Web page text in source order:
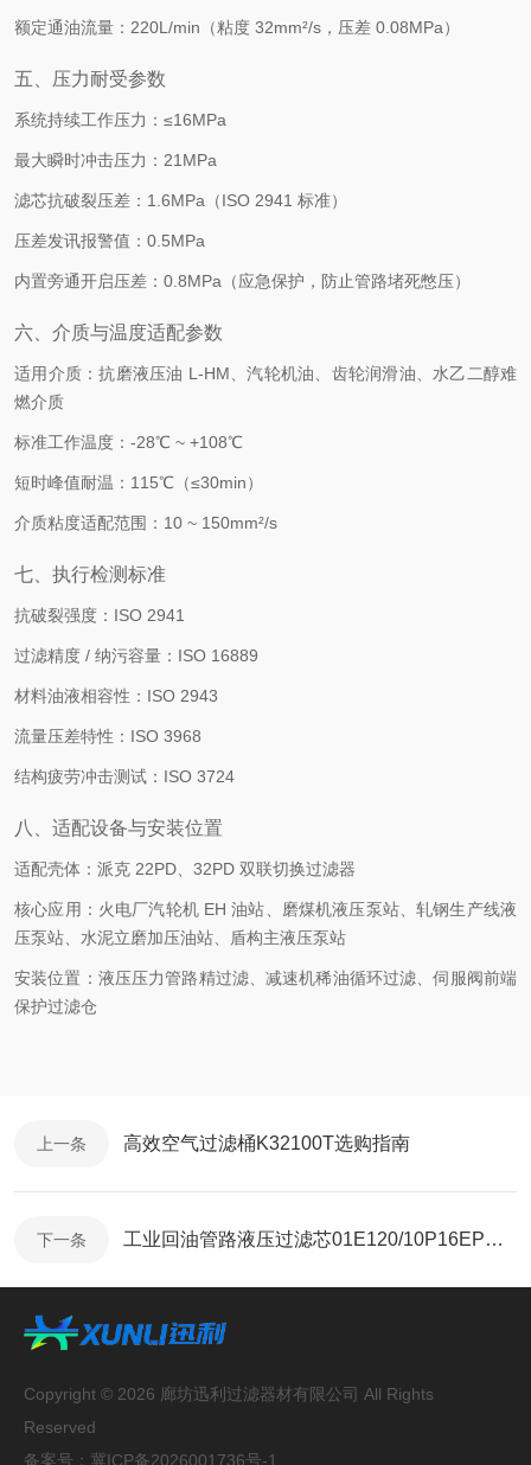
额定通油流量：220L/min（粘度 32mm²/s，压差 0.08MPa）
五、压力耐受参数
系统持续工作压力：≤16MPa
最大瞬时冲击压力：21MPa
滤芯抗破裂压差：1.6MPa（ISO 2941 标准）
压差发讯报警值：0.5MPa
内置旁通开启压差：0.8MPa（应急保护，防止管路堵死憋压）
六、介质与温度适配参数
适用介质：抗磨液压油 L-HM、汽轮机油、齿轮润滑油、水乙二醇难
燃介质
标准工作温度：-28℃ ~ +108℃
短时峰值耐温：115℃（≤30min）
介质粘度适配范围：10 ~ 150mm²/s
七、执行检测标准
抗破裂强度：ISO 2941
过滤精度 / 纳污容量：ISO 16889
材料油液相容性：ISO 2943
流量压差特性：ISO 3968
结构疲劳冲击测试：ISO 3724
八、适配设备与安装位置
适配壳体：派克 22PD、32PD 双联切换过滤器
核心应用：火电厂汽轮机 EH 油站、磨煤机液压泵站、轧钢生产线液
压泵站、水泥立磨加压油站、盾构主液压泵站
安装位置：液压压力管路精过滤、减速机稀油循环过滤、伺服阀前端
保护过滤仓
上一条 高效空气过滤桶K32100T选购指南
下一条 工业回油管路液压过滤芯01E120/10P16EP工作原理
Copyright © 2026 廊坊迅利过滤器材有限公司 All Rights
Reserved
备案号： 冀ICP备2026001736号-1